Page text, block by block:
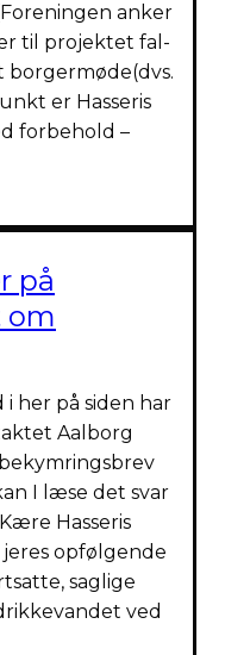
anker
til pro­jek­tet fal­
er Has­se­ris
for­be­hold –
på
om
her på siden har
Aal­borg
I læse det svar
Has­se­ris
opføl­gen­de
sag­li­ge
ved